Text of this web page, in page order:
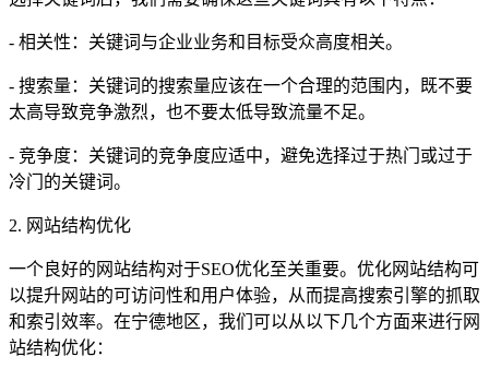
- 相关性：关键词与企业业务和目标受众高度相关。
- 搜索量：关键词的搜索量应该在一个合理的范围内，既不要
太高导致竞争激烈，也不要太低导致流量不足。
- 竞争度：关键词的竞争度应适中，避免选择过于热门或过于
冷门的关键词。
2. 网站结构优化
一个良好的网站结构对于SEO优化至关重要。优化网站结构可
以提升网站的可访问性和用户体验，从而提高搜索引擎的抓取
和索引效率。在宁德地区，我们可以从以下几个方面来进行网
站结构优化：